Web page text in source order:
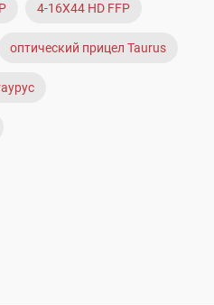
4-16X44 HD FFP
оптический прицел Taurus